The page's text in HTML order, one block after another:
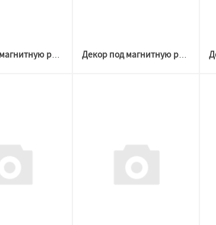
Декор под магнитную решетку ЧЕРНАЯ D 60-120 №2 (Welton)